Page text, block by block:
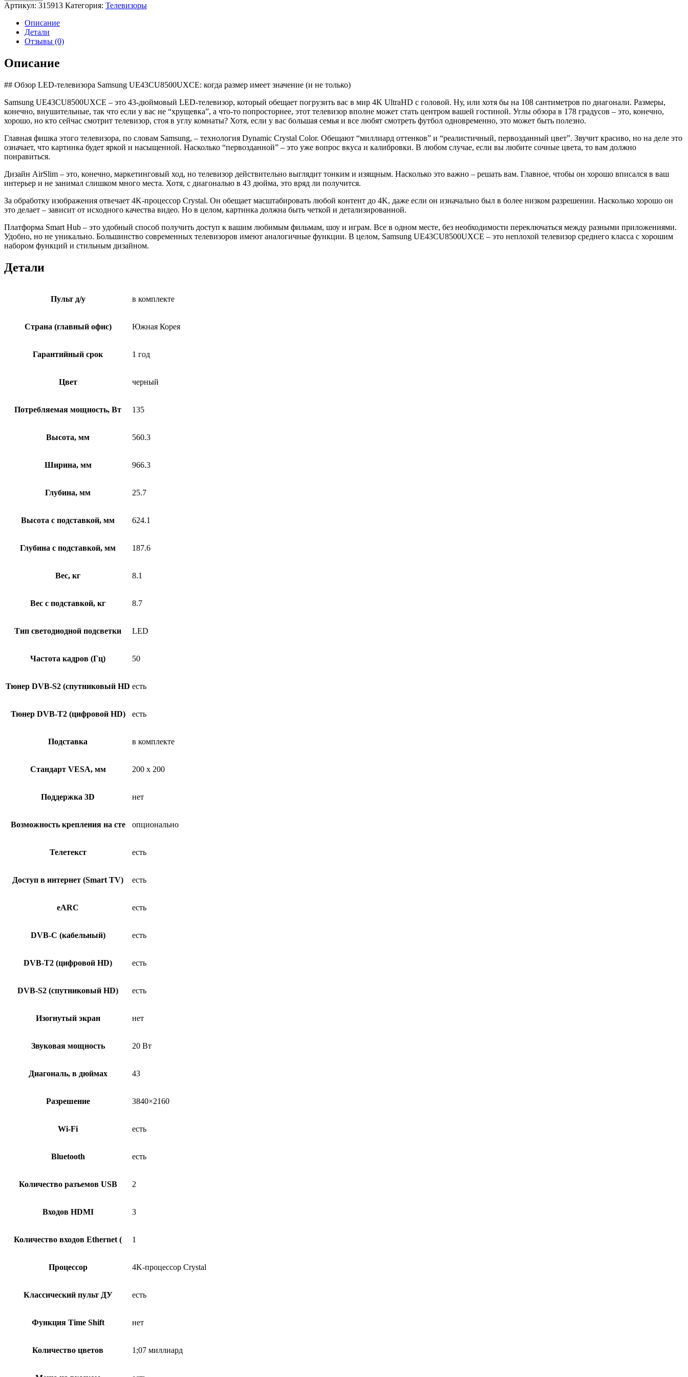
Телевизор
LED
Samsung
UE43CU8500UXCE
Артикул: 315913 Категория: Телевизоры
Описание
Детали
Отзывы (0)
Описание
## Обзор LED-телевизора Samsung UE43CU8500UXCE: когда размер имеет значение (и не только)
Samsung UE43CU8500UXCE – это 43-дюймовый LED-телевизор, который обещает погрузить вас в мир 4K UltraHD с головой. Ну, или хотя бы на 108 сантиметров по диагонали. Размеры,
конечно, внушительные, так что если у вас не “хрущевка”, а что-то попросторнее, этот телевизор вполне может стать центром вашей гостиной. Углы обзора в 178 градусов – это, конечно,
хорошо, но кто сейчас смотрит телевизор, стоя в углу комнаты? Хотя, если у вас большая семья и все любят смотреть футбол одновременно, это может быть полезно.
Главная фишка этого телевизора, по словам Samsung, – технология Dynamic Crystal Color. Обещают “миллиард оттенков” и “реалистичный, первозданный цвет”. Звучит красиво, но на деле это
означает, что картинка будет яркой и насыщенной. Насколько “первозданной” – это уже вопрос вкуса и калибровки. В любом случае, если вы любите сочные цвета, то вам должно
понравиться.
Дизайн AirSlim – это, конечно, маркетинговый ход, но телевизор действительно выглядит тонким и изящным. Насколько это важно – решать вам. Главное, чтобы он хорошо вписался в ваш
интерьер и не занимал слишком много места. Хотя, с диагональю в 43 дюйма, это вряд ли получится.
За обработку изображения отвечает 4K-процессор Crystal. Он обещает масштабировать любой контент до 4K, даже если он изначально был в более низком разрешении. Насколько хорошо он
это делает – зависит от исходного качества видео. Но в целом, картинка должна быть четкой и детализированной.
Платформа Smart Hub – это удобный способ получить доступ к вашим любимым фильмам, шоу и играм. Все в одном месте, без необходимости переключаться между разными приложениями.
Удобно, но не уникально. Большинство современных телевизоров имеют аналогичные функции. В целом, Samsung UE43CU8500UXCE – это неплохой телевизор среднего класса с хорошим
набором функций и стильным дизайном.
Детали
Пульт д/у в комплекте
Страна (главный офис) Южная Корея
Гарантийный срок 1 год
Цвет черный
Потребляемая мощность, Вт 135
Высота, мм 560.3
Ширина, мм 966.3
Глубина, мм 25.7
Высота с подставкой, мм 624.1
Глубина с подставкой, мм 187.6
Вес, кг 8.1
Вес с подставкой, кг 8.7
Тип светодиодной подсветки LED
Частота кадров (Гц) 50
Тюнер DVB-S2 (спутниковый HD есть
Тюнер DVB-T2 (цифровой HD) есть
Подставка в комплекте
Стандарт VESA, мм 200 x 200
Поддержка 3D нет
Возможность крепления на сте опционально
Телетекст есть
Доступ в интернет (Smart TV) есть
eARC есть
DVB-C (кабельный) есть
DVB-T2 (цифровой HD) есть
DVB-S2 (спутниковый HD) есть
Изогнутый экран нет
Звуковая мощность 20 Вт
Диагональ, в дюймах 43
Разрешение 3840×2160
Wi-Fi есть
Bluetooth есть
Количество разъемов USB 2
Входов HDMI 3
Количество входов Ethernet ( 1
Процессор 4K-процессор Crystal
Классический пульт ДУ есть
Функция Time Shift нет
Количество цветов 1;07 миллиард